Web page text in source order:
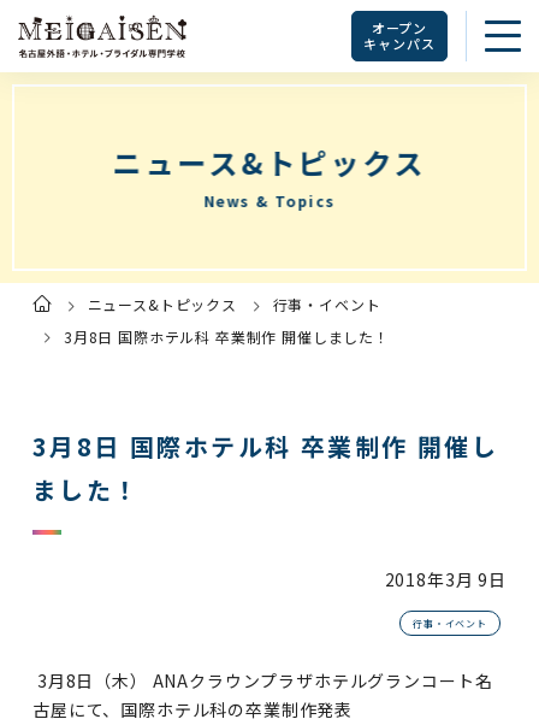
オープン
キャンパス
ニュース&トピックス
News & Topics
ト
プ
ペ
ニュース&トピックス
行事・イベント
3月8日 国際ホテル科 卒業制作 開催しました！
3月8日 国際ホテル科 卒業制作 開催し
ました！
2018年3月 9日
行事・イベント
3月8日（木） ANAクラウンプラザホテルグランコート名
古屋にて、国際ホテル科の卒業制作発表